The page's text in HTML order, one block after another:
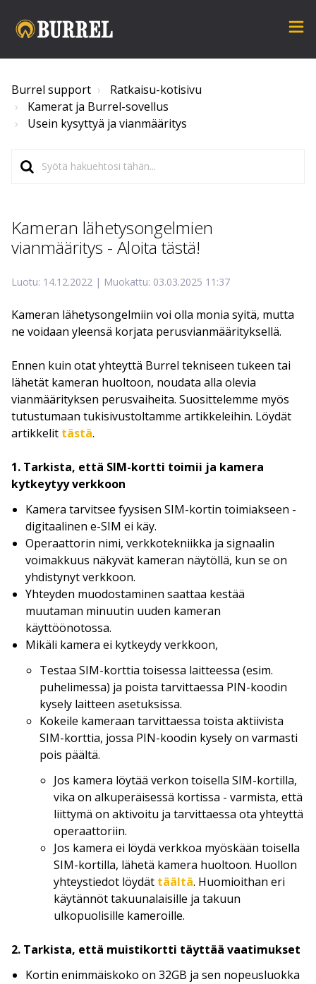
Burrel support
Ratkaisu-kotisivu
Kamerat ja Burrel-sovellus
Usein kysyttyä ja vianmääritys
Kameran lähetysongelmien
vianmääritys - Aloita tästä!
Luotu: 14.12.2022 | Muokattu: 03.03.2025 11:37
Kameran lähetysongelmiin voi olla monia syitä, mutta
ne voidaan yleensä korjata perusvianmäärityksellä.
Ennen kuin otat yhteyttä Burrel tekniseen tukeen tai
lähetät kameran huoltoon, noudata alla olevia
vianmäärityksen perusvaiheita. Suosittelemme myös
tutustumaan tukisivustoltamme artikkeleihin. Löydät
artikkelit tästä.
1. Tarkista, että SIM-kortti toimii ja kamera
kytkeytyy verkkoon
Kamera tarvitsee fyysisen SIM-kortin toimiakseen -
digitaalinen e-SIM ei käy.
Operaattorin nimi, verkkotekniikka ja signaalin
voimakkuus näkyvät kameran näytöllä, kun se on
yhdistynyt verkkoon.
Yhteyden muodostaminen saattaa kestää
muutaman minuutin uuden kameran
käyttöönotossa.
Mikäli kamera ei kytkeydy verkkoon,
Testaa SIM-korttia toisessa laitteessa (esim.
puhelimessa) ja poista tarvittaessa PIN-koodin
kysely laitteen asetuksissa.
Kokeile kameraan tarvittaessa toista aktiivista
SIM-korttia, jossa PIN-koodin kysely on varmasti
pois päältä.
Jos kamera löytää verkon toisella SIM-kortilla,
vika on alkuperäisessä kortissa - varmista, että
liittymä on aktivoitu ja tarvittaessa ota yhteyttä
operaattoriin.
Jos kamera ei löydä verkkoa myöskään toisella
SIM-kortilla, lähetä kamera huoltoon. Huollon
yhteystiedot löydät täältä. Huomioithan eri
käytännöt takuunalaisille ja takuun
ulkopuolisille kameroille.
2. Tarkista, että muistikortti täyttää vaatimukset
Kortin enimmäiskoko on 32GB ja sen nopeusluokka